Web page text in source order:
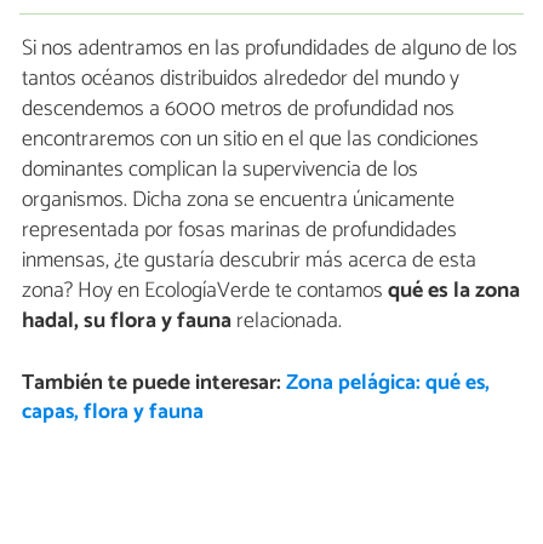
Si nos adentramos en las profundidades de alguno de los
tantos océanos distribuidos alrededor del mundo y
descendemos a 6000 metros de profundidad nos
encontraremos con un sitio en el que las condiciones
dominantes complican la supervivencia de los
organismos. Dicha zona se encuentra únicamente
representada por fosas marinas de profundidades
inmensas, ¿te gustaría descubrir más acerca de esta
zona? Hoy en EcologíaVerde te contamosqué es lazona
hadal, su flora y faunarelacionada.
También te puede interesar:Zona pelágica: qué es,
capas, flora y fauna